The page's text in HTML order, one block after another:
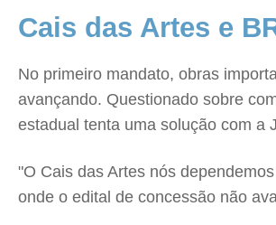
Cais das Artes e
No primeiro mandato, obras
avançando. Questionado sobre
estadual tenta uma solução com a
"O Cais das Artes nós
onde o edital de concessão não